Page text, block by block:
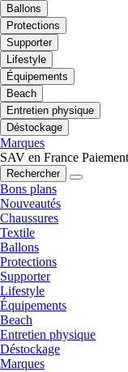
Ballons
Protections
Supporter
Lifestyle
Équipements
Beach
Entretien physique
Déstockage
Marques
SAV en France
Rechercher
Bons plans
Nouveautés
Chaussures
Textile
Ballons
Protections
Supporter
Lifestyle
Équipements
Beach
Entretien physique
Déstockage
Marques